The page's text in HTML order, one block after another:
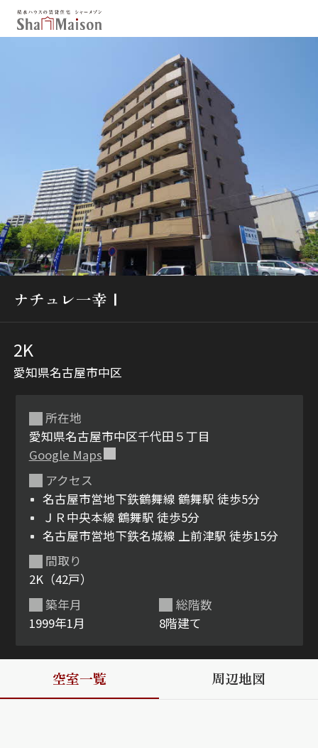
最近見た物件
東北
関東
中部
関西
中国・四国
九州
市区郡・路線・駅から探す
通勤・通学時間から探す
地図から探す
人気のカテゴリから探す
シャーメゾンとは
ルームツアー
ナチュレ一幸Ⅰ
2K
愛知県名古屋市中区
所在地
愛知県名古屋市中区千代田５丁目
Google Maps
アクセス
名古屋市営地下鉄鶴舞線 鶴舞駅 徒歩5分
ＪＲ中央本線 鶴舞駅 徒歩5分
名古屋市営地下鉄名城線 上前津駅 徒歩15分
築年月
1999年1月
間取り
2K（42戸）
総階数
8階建て
空室一覧 周辺地図